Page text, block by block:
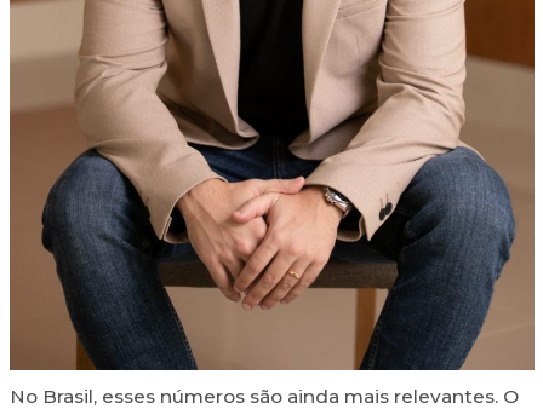
No Brasil, esses números são ainda mais relevantes. O